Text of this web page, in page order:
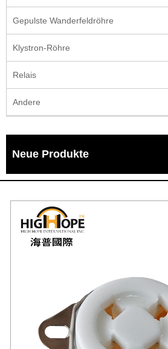
Gepulste Wanderfeldröhre
Klystron-Röhre
Relais
Andere
Neue Produkte